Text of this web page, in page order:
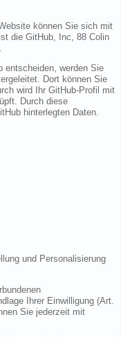
können Sie sich mit
die GitHub, Inc, 88 Colin
entscheiden, werden Sie
Dort können Sie
wird Ihr GitHub-Profil mit
Durch diese
hinterlegten Daten.
und Personalisierung
Ihrer Einwilligung (Art.
Sie jederzeit mit